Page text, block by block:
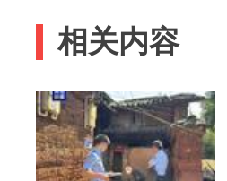
相关内容